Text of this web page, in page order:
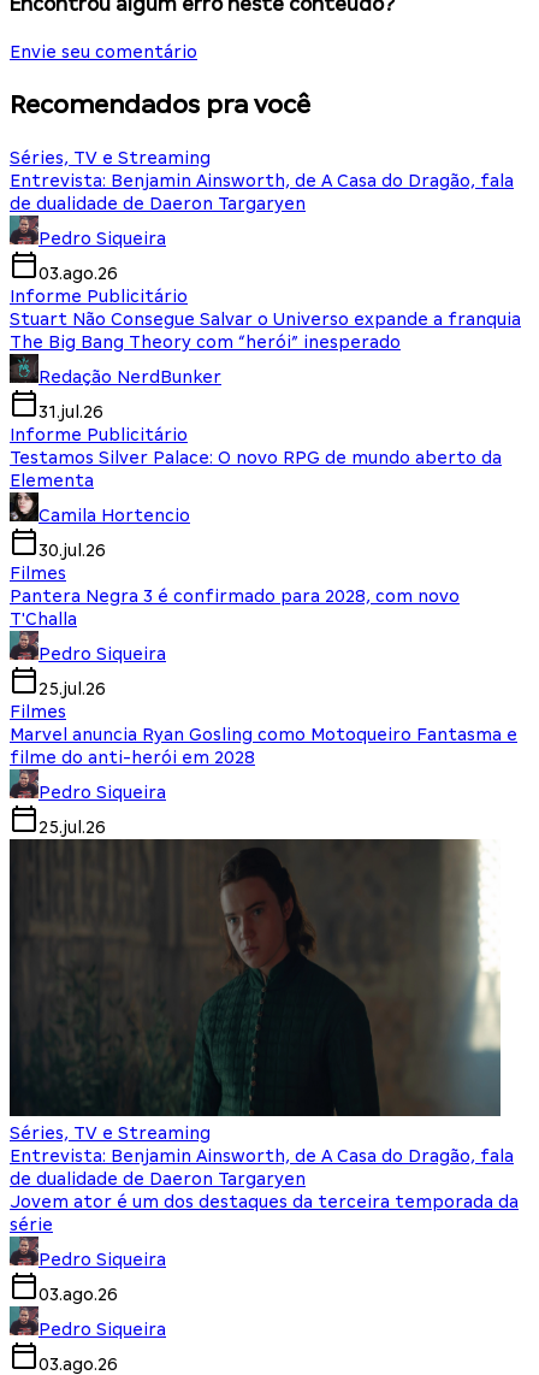
Encontrou algum erro neste conteúdo?
Envie seu comentário
Recomendados pra você
Séries, TV e Streaming
Entrevista: Benjamin Ainsworth, de A Casa do Dragão, fala
de dualidade de Daeron Targaryen
Pedro Siqueira
03.ago.26
Informe Publicitário
Stuart Não Consegue Salvar o Universo expande a franquia
The Big Bang Theory com “herói” inesperado
Redação NerdBunker
31.jul.26
Informe Publicitário
Testamos Silver Palace: O novo RPG de mundo aberto da
Elementa
Camila Hortencio
30.jul.26
Filmes
Pantera Negra 3 é confirmado para 2028, com novo
T'Challa
Pedro Siqueira
25.jul.26
Filmes
Marvel anuncia Ryan Gosling como Motoqueiro Fantasma e
filme do anti-herói em 2028
Pedro Siqueira
25.jul.26
Séries, TV e Streaming
Entrevista: Benjamin Ainsworth, de A Casa do Dragão, fala
de dualidade de Daeron Targaryen
Jovem ator é um dos destaques da terceira temporada da
série
Pedro Siqueira
03.ago.26
Pedro Siqueira
03.ago.26